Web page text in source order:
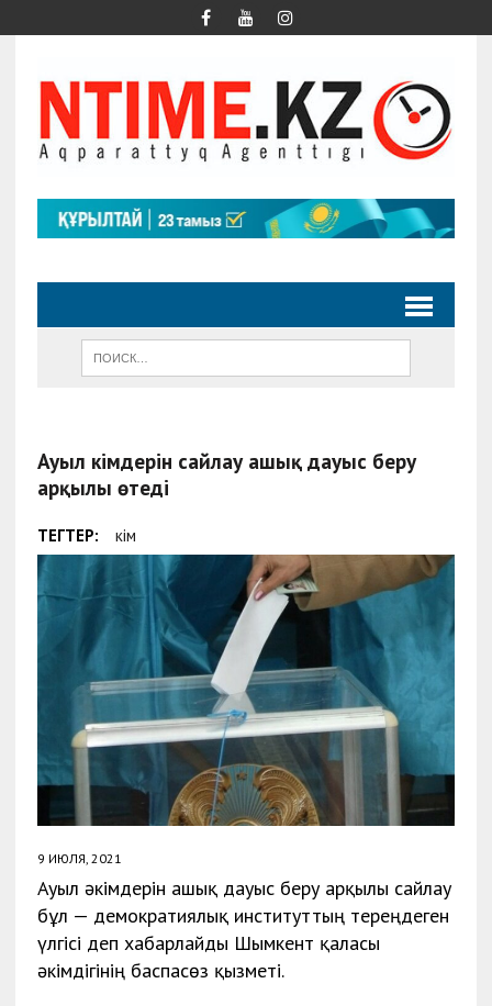
Ауыл әкімдерін сайлау ашық дауыс беру
арқылы өтеді
ТЕГТЕР: Әкім
9 ИЮЛЯ, 2021
Ауыл әкімдерін ашық дауыс беру арқылы сайлау
бұл — демократиялық институттың тереңдеген
үлгісі деп хабарлайды Шымкент қаласы
әкімдігінің баспасөз қызметі.